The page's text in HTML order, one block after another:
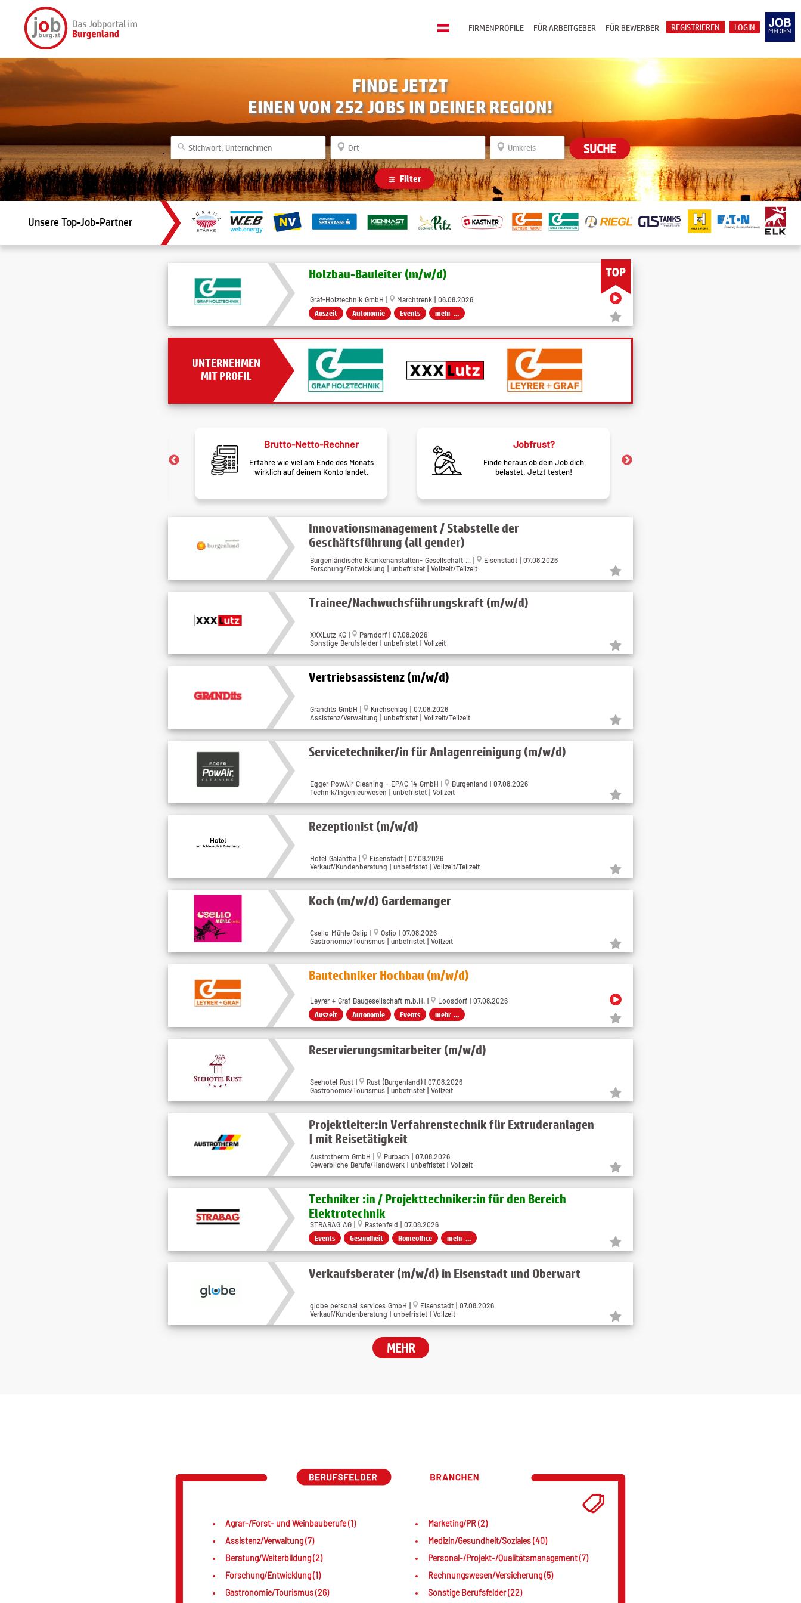
LOGIN
REGISTRIEREN
FÜR BEWERBER
FÜR ARBEITGEBER
FIRMENPROFILE
FINDE JETZT
EINEN VON252JOBS IN DEINER REGION!
SUCHE
Filter
Unsere Top-Job-Partner
Holzbau-Bauleiter (m/w/d)
Graf-Holztechnik GmbH | Marchtrenk | 06.08.2026
Auszeit Autonomie Events mehr ...
UNTERNEHMEN
MIT PROFIL
Jobfrust?
Finde heraus ob dein Job dich
belastet. Jetzt testen!
Firmenprofile
Einblicke in die Unternehmen und
mögliche Karrierechancen.
Innovationsmanagement / Stabstelle der
Geschäftsführung (all gender)
Burgenländische Krankenanstalten- Gesellschaft ... | Eisenstadt | 07.08.2026
Forschung/Entwicklung | unbefristet | Vollzeit/Teilzeit
Trainee/Nachwuchsführungskraft (m/w/d)
XXXLutz KG | Parndorf | 07.08.2026
Sonstige Berufsfelder | unbefristet | Vollzeit
Vertriebsassistenz (m/w/d)
Grandits GmbH | Kirchschlag | 07.08.2026
Assistenz/Verwaltung | unbefristet | Vollzeit/Teilzeit
Servicetechniker/in für Anlagenreinigung (m/w/d)
Egger PowAir Cleaning - EPAC 14 GmbH | Burgenland | 07.08.2026
Technik/Ingenieurwesen | unbefristet | Vollzeit
Rezeptionist (m/w/d)
Hotel Galántha | Eisenstadt | 07.08.2026
Verkauf/Kundenberatung | unbefristet | Vollzeit/Teilzeit
Koch (m/w/d) Gardemanger
Csello Mühle Oslip | Oslip | 07.08.2026
Gastronomie/Tourismus | unbefristet | Vollzeit
Bautechniker Hochbau (m/w/d)
Leyrer + Graf Baugesellschaft m.b.H. | Loosdorf | 07.08.2026
Auszeit Autonomie Events mehr ...
Reservierungsmitarbeiter (m/w/d)
Seehotel Rust | Rust (Burgenland) | 07.08.2026
Gastronomie/Tourismus | unbefristet | Vollzeit
Projektleiter:in Verfahrenstechnik für Extruderanlagen
| mit Reisetätigkeit
Austrotherm GmbH | Purbach | 07.08.2026
Gewerbliche Berufe/Handwerk | unbefristet | Vollzeit
Techniker :in / Projekttechniker:in für den Bereich
Elektrotechnik
STRABAG AG | Rastenfeld | 07.08.2026
Events Gesundheit Homeoffice mehr ...
Verkaufsberater (m/w/d) in Eisenstadt und Oberwart
globe personal services GmbH | Eisenstadt | 07.08.2026
Verkauf/Kundenberatung | unbefristet | Vollzeit
MEHR
Agrar-/Forst- und Weinbauberufe (1)
Assistenz/Verwaltung (7)
Beratung/Weiterbildung (2)
Forschung/Entwicklung (1)
Gastronomie/Tourismus (26)
Marketing/PR (2)
Medizin/Gesundheit/Soziales (40)
Personal-/Projekt-/Qualitätsmanagement (7)
Rechnungswesen/Versicherung (5)
Sonstige Berufsfelder (22)